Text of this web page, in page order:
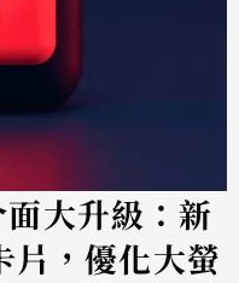
大升級：新
片，優化大螢